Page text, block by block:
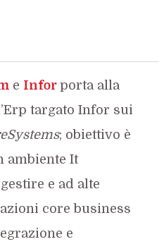
e Infor porta alla
targato Infor sui
; obiettivo è
ambiente It
e ad alte
core business
e